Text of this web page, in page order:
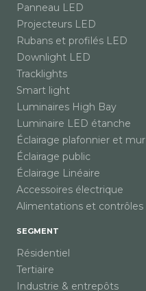
Panneau LED
Projecteurs LED
Rubans et profilés LED
Downlight LED
Tracklights
Smart light
Luminaires High Bay
Luminaire LED étanche
Éclairage plafonnier et mur
Éclairage public
Éclairage Linéaire
Accessoires électrique
Alimentations et contrôles
SEGMENT
Résidentiel
Tertiaire
Industrie & entrepôts